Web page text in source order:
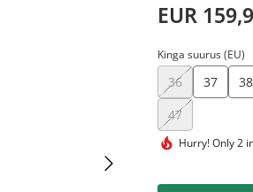
EUR
Kinga suurus (EU)
36 37
38
47
Hurry!Only 2